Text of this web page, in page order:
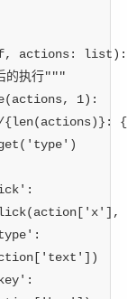
, actions: list) :
的执行"""
(actions, 1) :
{len(actions)} : {
( 'type' )
:
(action[ 'x' ] ,
:
[ 'text' ] )
: